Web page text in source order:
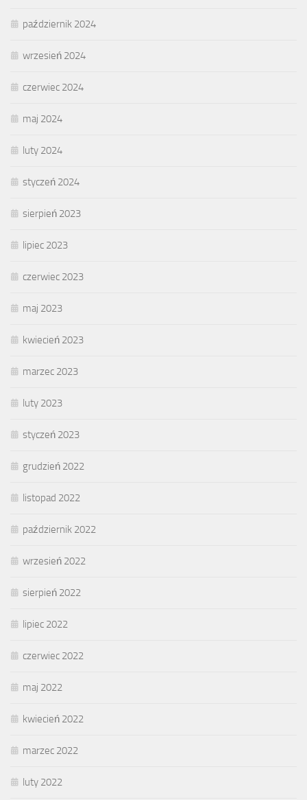
październik 2024
wrzesień 2024
czerwiec 2024
maj 2024
luty 2024
styczeń 2024
sierpień 2023
lipiec 2023
czerwiec 2023
maj 2023
kwiecień 2023
marzec 2023
luty 2023
styczeń 2023
grudzień 2022
listopad 2022
październik 2022
wrzesień 2022
sierpień 2022
lipiec 2022
czerwiec 2022
maj 2022
kwiecień 2022
marzec 2022
luty 2022